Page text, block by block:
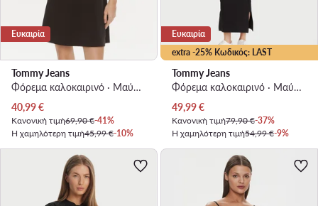
Ευκαιρία
Tommy Jeans
Φόρεμα καλοκαιρινό · Μαύρο · Mini
Τρέχουσα τιμή
40,99€
Κανονική τιμή69,90 €-41%
Η χαμηλότερη τιμή45,99 €-10%
extra -25% Κωδικός: LAST
Ευκαιρία
Tommy Jeans
Φόρεμα καλοκαιρινό · Μαύρο · Midi
Τρέχουσα τιμή
49,99€
Κανονική τιμή79,90 €-37%
Η χαμηλότερη τιμή54,99 €-9%